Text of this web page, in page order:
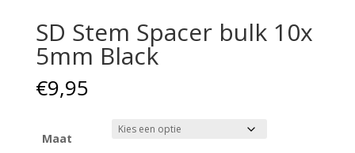
SD Stem Spacer bulk 10x
5mm Black
€9,95
Maat